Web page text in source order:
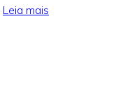
Leia mais